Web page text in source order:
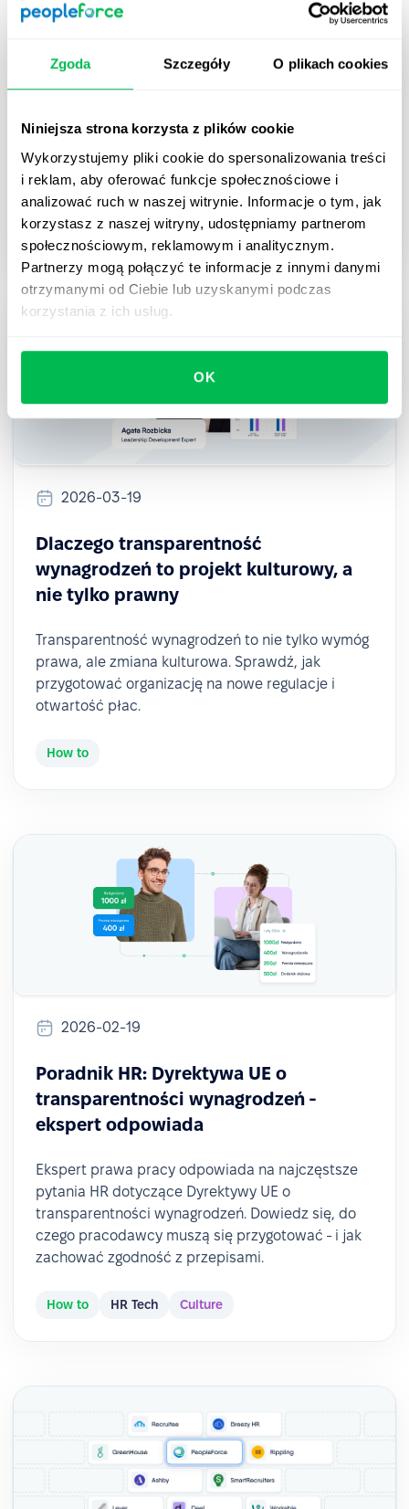
Zgoda Szczegóły O plikach cookies
Niniejsza strona korzysta z plików cookie
Wykorzystujemy pliki cookie do spersonalizowania treści
i reklam, aby oferować funkcje społecznościowe i
analizować ruch w naszej witrynie. Informacje o tym, jak
korzystasz z naszej witryny, udostępniamy partnerom
społecznościowym, reklamowym i analitycznym.
Partnerzy mogą połączyć te informacje z innymi danymi
otrzymanymi od Ciebie lub uzyskanymi podczas
korzystania z ich usług.
OK
Przejrzyste omówienie metodologii kalkulatora ROI
w HR od PeopleForce.
How to HR Tech Inside PeopleForce
2026-03-19
Dlaczego transparentność
wynagrodzeń to projekt kulturowy, a
nie tylko prawny
Transparentność wynagrodzeń to nie tylko wymóg
prawa, ale zmiana kulturowa. Sprawdź, jak
przygotować organizację na nowe regulacje i
otwartość płac.
How to
2026-02-19
Poradnik HR: Dyrektywa UE o
transparentności wynagrodzeń -
ekspert odpowiada
Ekspert prawa pracy odpowiada na najczęstsze
pytania HR dotyczące Dyrektywy UE o
transparentności wynagrodzeń. Dowiedz się, do
czego pracodawcy muszą się przygotować - i jak
zachować zgodność z przepisami.
How to HR Tech Culture